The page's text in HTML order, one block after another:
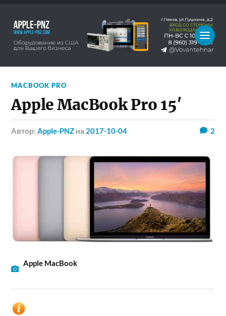
MACBOOK PRO
Apple MacBook Pro 15′
Автор:Apple-PNZ на 2017-10-04 2
Apple MacBook